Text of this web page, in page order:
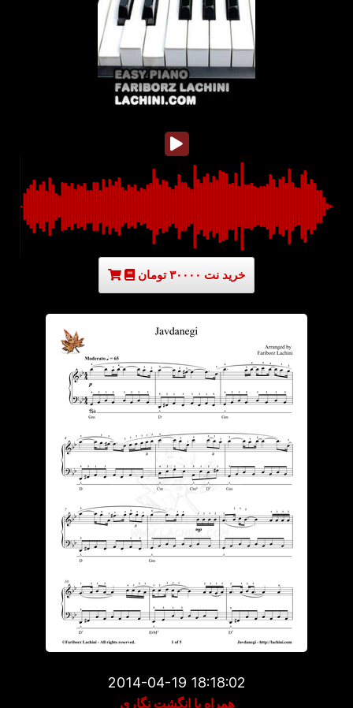
خرید نت ۳۰۰۰۰ تومان
2014-04-19 18:18:02
همراه با انگشت نگاری